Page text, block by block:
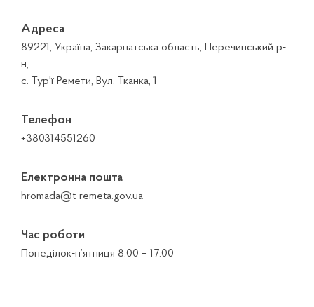
Адреса
89221, Україна, Закарпатська область, Перечинський р-
н,
с. Тур'ї Ремети, Вул. Тканка, 1
Телефон
+380314551260
Електронна пошта
hromada@t-remeta.gov.ua
Час роботи
Понеділок-п’ятниця 8:00 – 17:00